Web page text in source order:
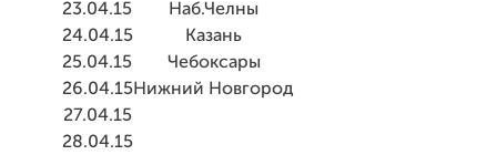
23.04.15
Наб.Челны
24.04.15
Казань
25.04.15
Чебоксары
26.04.15 Нижний Новгород
27.04.15
28.04.15